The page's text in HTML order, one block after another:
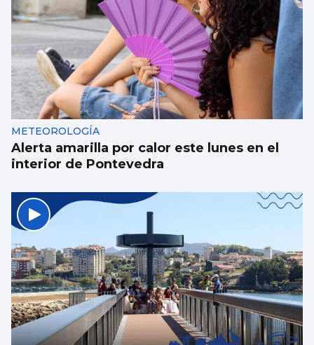
Galería | Álbum para celebrar el Día
Internacional del Gato
METEOROLOGÍA
Alerta amarilla por calor este lunes en el
interior de Pontevedra